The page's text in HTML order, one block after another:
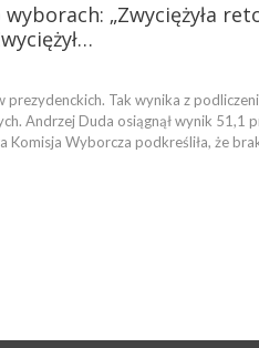
„Zwyciężyła
Tak wynika z
Andrzej Duda osiągnął wynik 51,1
Komisja Wyborcza podkreśliła, że